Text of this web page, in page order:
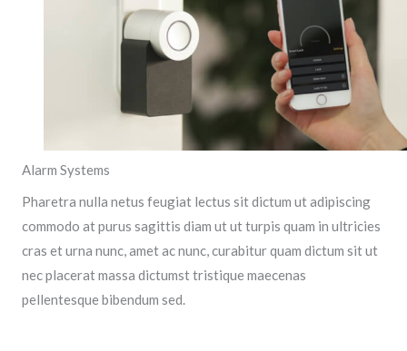
Alarm Systems
Pharetra nulla netus feugiat lectus sit dictum ut adipiscing
commodo at purus sagittis diam ut ut turpis quam in ultricies
cras et urna nunc, amet ac nunc, curabitur quam dictum sit ut
nec placerat massa dictumst tristique maecenas
pellentesque bibendum sed.